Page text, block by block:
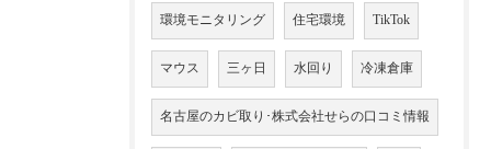
環境モニタリング 住宅環境 TikTok
マウス 三ヶ日 水回り 冷凍倉庫
名古屋のカビ取り･株式会社せらの口コミ情報